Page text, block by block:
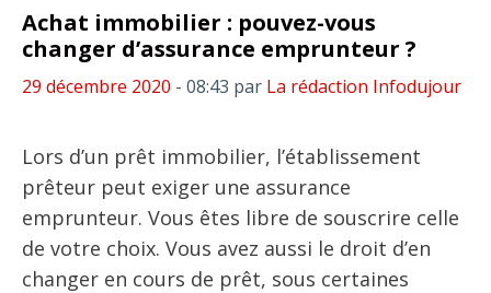
Achat immobilier : pouvez-vous
changer d’assurance emprunteur ?
29 décembre 2020 - 08:43 par La rédaction Infodujour
Lors d’un prêt immobilier, l’établissement
prêteur peut exiger une assurance
emprunteur. Vous êtes libre de souscrire celle
de votre choix. Vous avez aussi le droit d’en
changer en cours de prêt, sous certaines